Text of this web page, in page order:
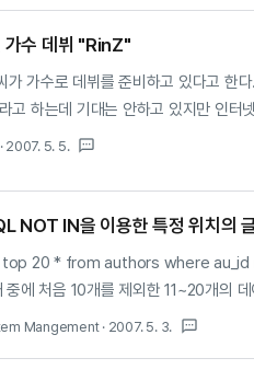
entertain/
가수 데뷔 "RinZ"
가 가수로 데뷔를 준비하고 있다고 한
고 하는데 기대는 안하고 있지만 인터
도 아니지만 그래도 열심히 하는 노력
· 2007. 5. 5. textsms
NOT IN을 이용한 특정 위치의
20 * from authors where au_id
중에 처음 10개를 제외한 11~20개의
.. 이런 부분에선 약간 불편한 듯 하다
Mangement · 2007. 5. 3. textsms